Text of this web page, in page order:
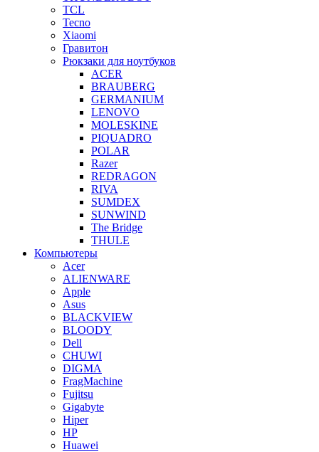
TCL
Tecno
Xiaomi
Гравитон
Рюкзаки для ноутбуков
ACER
BRAUBERG
GERMANIUM
LENOVO
MOLESKINE
PIQUADRO
POLAR
Razer
REDRAGON
RIVA
SUMDEX
SUNWIND
The Bridge
THULE
Компьютеры
Acer
ALIENWARE
Apple
Asus
BLACKVIEW
BLOODY
Dell
CHUWI
DIGMA
FragMachine
Fujitsu
Gigabyte
Hiper
HP
Huawei